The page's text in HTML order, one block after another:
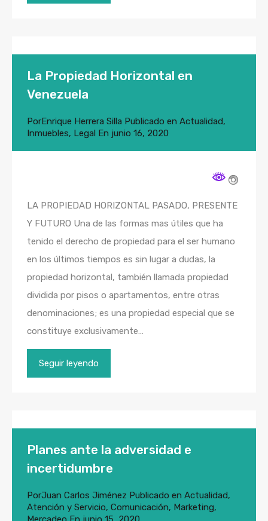
La Propiedad Horizontal en
Venezuela
PorEnrique Herrera Silla Publicado en Actualidad,
Inmuebles, Legal En junio 16, 2020
LA PROPIEDAD HORIZONTAL PASADO, PRESENTE
Y FUTURO Una de las formas mas útiles que ha
tenido el derecho de propiedad para el ser humano
en los últimos tiempos es sin lugar a dudas, la
propiedad horizontal, también llamada propiedad
dividida por pisos o apartamentos, entre otras
denominaciones; es una propiedad especial que se
constituye exclusivamente…
Seguir leyendo
Planes ante la adversidad e
incertidumbre
PorJuan Carlos Jiménez Publicado en Actualidad,
Atención y Servicio, Comunicación, Marketing,